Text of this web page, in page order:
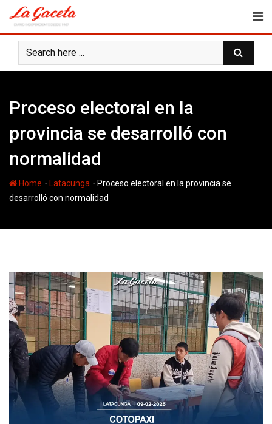
content
Proceso electoral en la
provincia se desarrolló con
normalidad
Home - Latacunga - Proceso electoral en la provincia se
desarrolló con normalidad